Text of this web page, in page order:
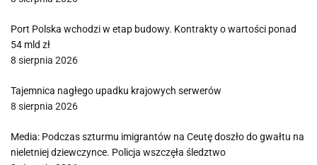
Port Polska wchodzi w etap budowy. Kontrakty o wartości ponad
54 mld zł
8 sierpnia 2026
Tajemnica nagłego upadku krajowych serwerów
8 sierpnia 2026
Media: Podczas szturmu imigrantów na Ceutę doszło do gwałtu na
nieletniej dziewczynce. Policja wszczęła śledztwo